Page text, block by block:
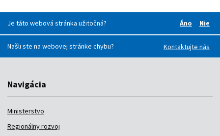
Je táto webová stránka užitočná?
Áno
Nie
Našli ste na webovej stránke chybu?
Kontaktujte nás
Navigácia
Ministerstvo
Regionálny rozvoj